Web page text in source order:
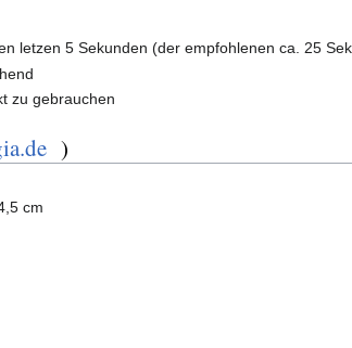
letzen 5 Sekunden (der empfohlenen ca. 25
zu gebrauchen
)
cm